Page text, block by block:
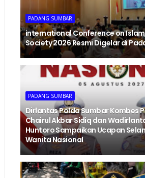
PADANG SUMBAR
international Conference on
Society 2026 Resmi Digelar di
PADANG SUMBAR
Dirlantas Polda Sumbar Kombes
Chairul Akbar Sidiq dan
Huntoro Sampaikan Ucapan
Wanita Nasional